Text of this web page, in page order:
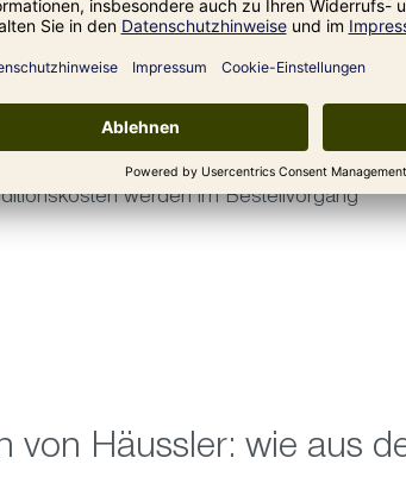
sich auf einen komplett gefüllten
gefüllt sein. Bei halber Ofenfüllung ist
niedriger ist, damit die Hitze nicht zu
werden im Bestellvorgang
von Häussler: wie aus